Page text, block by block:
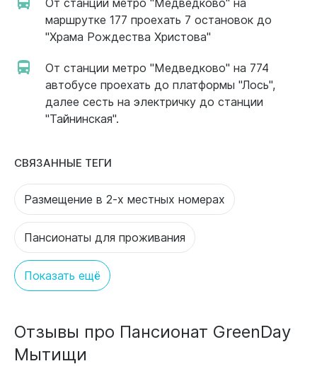
маршрутке 177 проехать 7 остановок до
"Храма Рождества Христова"
От станции метро "Медведково" на 774
автобусе проехать до платформы "Лось",
далее сесть на электричку до станции
"Тайнинская".
СВЯЗАННЫЕ ТЕГИ
Размещение в 2-х местных номерах
Пансионаты для проживания
Показать ещё
Отзывы про Пансионат GreenDay
Мытищи